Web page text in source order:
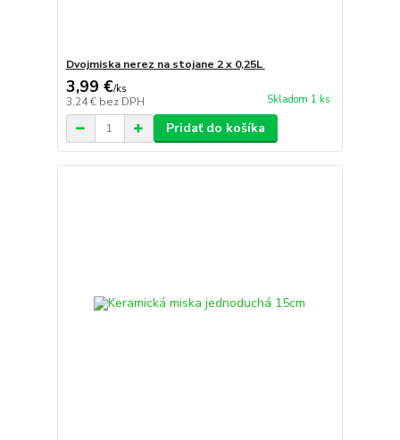
Dvojmiska nerez na stojane 2 x 0,25L
3,99 €/ks
3,24 € bez DPH Skladom 1 ks
Pridať do košíka